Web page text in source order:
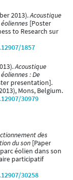
2013).Acoustique
[Poster
to Research sur
1857
Acoustique
: De
presentation].
Mons, Belgium.
30979
des
du son [Paper
éolien dans son
participatif
30258